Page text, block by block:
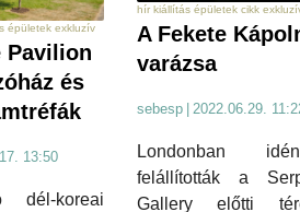
épületek exkluzív
Pavilion
és
13:50
dél-koreai
hír kiállítás épületek cikk
A Fekete
varázsa
sebesp 2022.06.29.
Londonban
felállították a
Gallery előtti